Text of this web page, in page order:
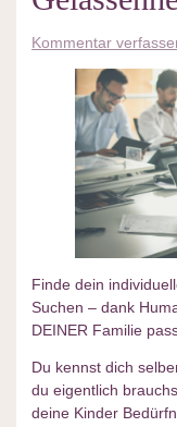
Kommentar
Finde dein
Suchen – dank
DEINER Familie
Du kennst dich
du eigentlich
deine Kinder